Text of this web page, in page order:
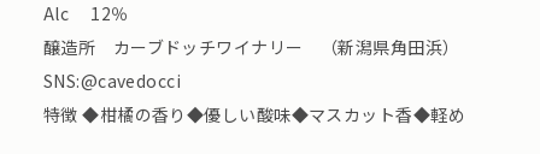
Alc 12％
醸造所 カーブドッチワイナリー （新潟県角田浜）
SNS:@cavedocci
特徴 ◆柑橘の香り◆優しい酸味◆マスカット香◆軽め